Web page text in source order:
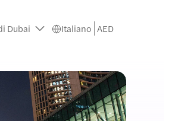
Dubai Italiano AED